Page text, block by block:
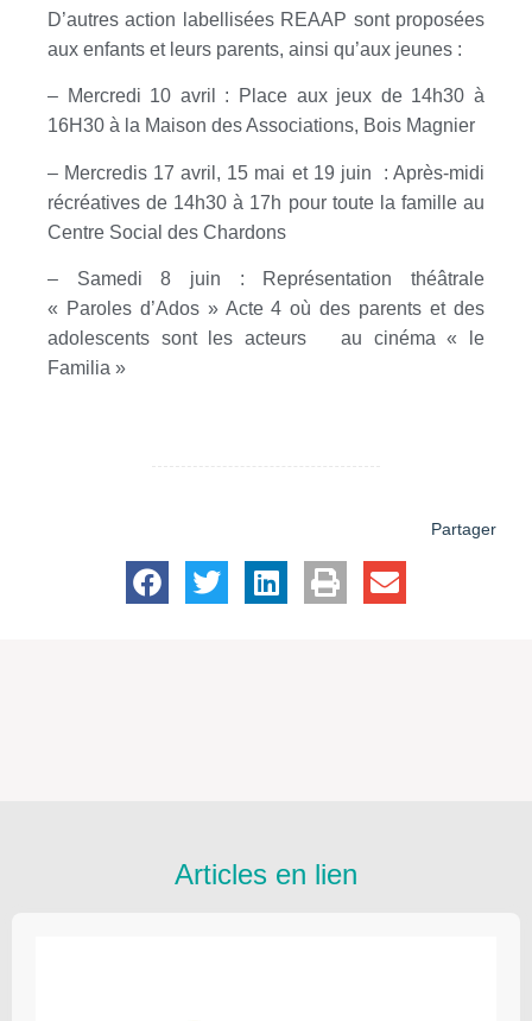
D’autres action labellisées REAAP sont proposées
aux enfants et leurs parents, ainsi qu’aux jeunes :
– Mercredi 10 avril : Place aux jeux de 14h30 à
16H30 à la Maison des Associations, Bois Magnier
– Mercredis 17 avril, 15 mai et 19 juin : Après-midi
récréatives de 14h30 à 17h pour toute la famille au
Centre Social des Chardons
–
Samedi 8 juin : Représentation théâtrale
« Paroles d’Ados » Acte 4 où des parents et des
adolescents sont les acteurs au cinéma « le
Familia »
Partager
Articles en lien